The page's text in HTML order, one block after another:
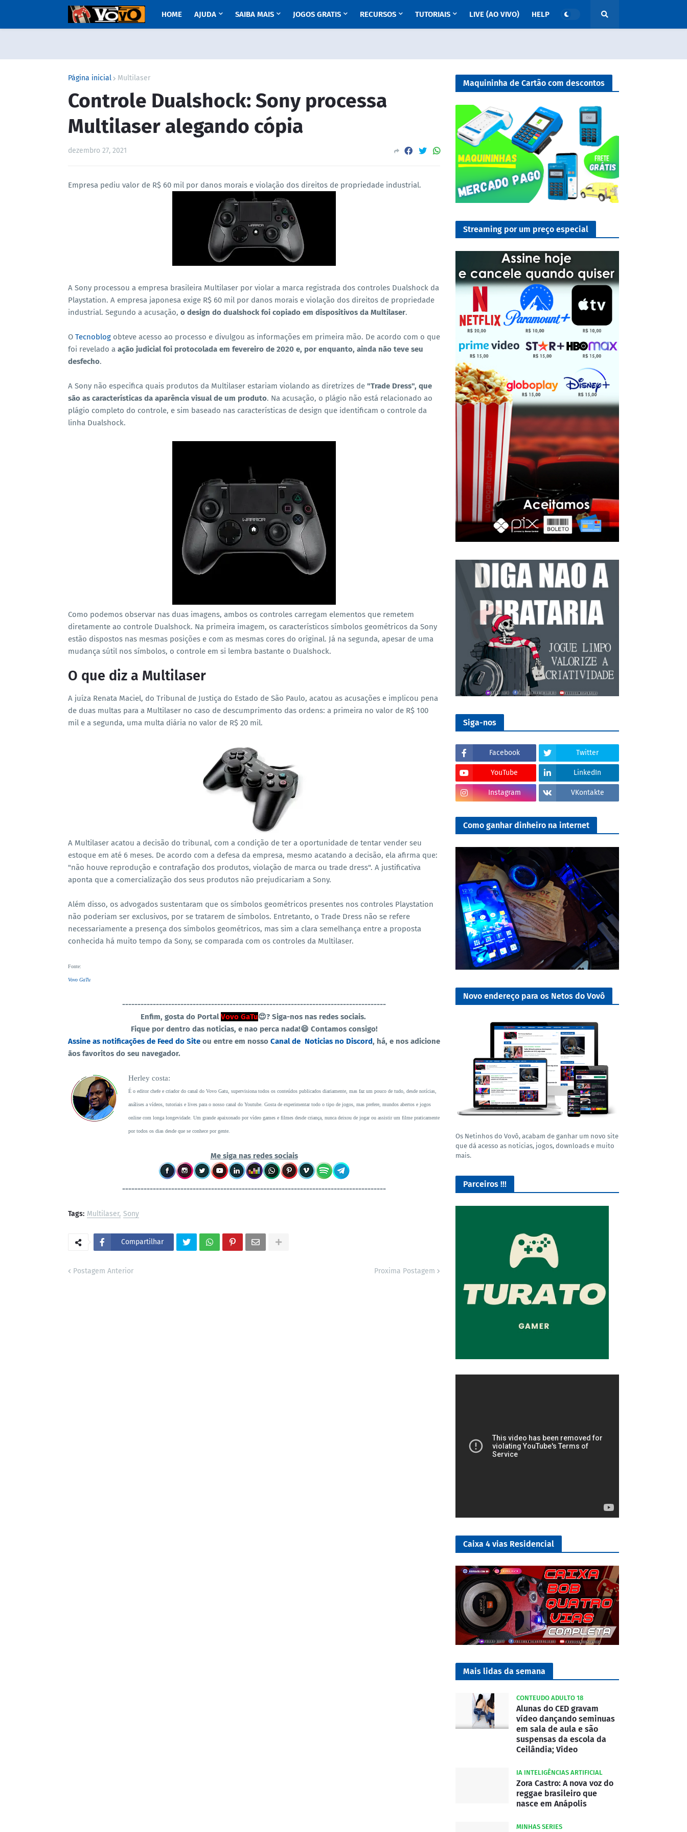
HOME AJUDA SAIBA MAIS JOGOS GRATIS RECURSOS TUTORIAIS LIVE (AO VIVO) HELP
Página inicial Multilaser
Controle Dualshock: Sony processa
Multilaser alegando cópia
dezembro 27, 2021
Empresa pediu valor de R$ 60 mil por danos morais e violação dos direitos de propriedade industrial.
A Sony processou a empresa brasileira Multilaser por violar a marca registrada dos controles Dualshock da
Playstation. A empresa japonesa exige R$ 60 mil por danos morais e violação dos direitos de propriedade
industrial. Segundo a acusação, o design do dualshock foi copiado em dispositivos da Multilaser.
O Tecnoblog obteve acesso ao processo e divulgou as informações em primeira mão. De acordo com o que
foi revelado a ação judicial foi protocolada em fevereiro de 2020 e, por enquanto, ainda não teve seu
desfecho.
A Sony não especifica quais produtos da Multilaser estariam violando as diretrizes de "Trade Dress", que
são as características da aparência visual de um produto. Na acusação, o plágio não está relacionado ao
plágio completo do controle, e sim baseado nas características de design que identificam o controle da
linha Dualshock.
Como podemos observar nas duas imagens, ambos os controles carregam elementos que remetem
diretamente ao controle Dualshock. Na primeira imagem, os característicos símbolos geométricos da Sony
estão dispostos nas mesmas posições e com as mesmas cores do original. Já na segunda, apesar de uma
mudança sútil nos símbolos, o controle em si lembra bastante o Dualshock.
O que diz a Multilaser
A juíza Renata Maciel, do Tribunal de Justiça do Estado de São Paulo, acatou as acusações e implicou pena
de duas multas para a Multilaser no caso de descumprimento das ordens: a primeira no valor de R$ 100
mil e a segunda, uma multa diária no valor de R$ 20 mil.
A Multilaser acatou a decisão do tribunal, com a condição de ter a oportunidade de tentar vender seu
estoque em até 6 meses. De acordo com a defesa da empresa, mesmo acatando a decisão, ela afirma que:
"não houve reprodução e contrafação dos produtos, violação de marca ou trade dress". A justificativa
aponta que a comercialização dos seus produtos não prejudicariam a Sony.
Além disso, os advogados sustentaram que os símbolos geométricos presentes nos controles Playstation
não poderiam ser exclusivos, por se tratarem de símbolos. Entretanto, o Trade Dress não se refere
necessariamente a presença dos símbolos geométricos, mas sim a clara semelhança entre a proposta
conhecida há muito tempo da Sony, se comparada com os controles da Multilaser.
Fonte:
Vovo GaTu
--------------------------------------------------------------------------------------
Enfim, gosta do PortalVovo GaTu😍? Siga-nos nas redes sociais.
Fique por dentro das noticias, e nao perca nada!😄 Contamos consigo!
Assine as notificações de Feed do Site ou entre em nosso Canal de Noticias no Discord, há, e nos adicione
ãos favoritos do seu navegador.
Herley costa:
É o editor chefe e criador do canal do Vovo Gatu, supervisiona todos os conteúdos publicados diariamente, mas faz um pouco de tudo, desde notícias,
análises a vídeos, tutoriais e lives para o nosso canal do Youtube. Gosta de experimentar todo o tipo de jogos, mas prefere, mundos abertos e jogos
online com longa longevidade. Um grande apaixonado por vídeo games e filmes desde criança, nunca deixou de jogar ou assistir um filme praticamente
por todos os dias desde que se conhece por gente.
Me siga nas redes sociais
--------------------------------------------------------------------------------------
Tags: Multilaser Sony
Compartilhar
Postagem Anterior Proxima Postagem
Maquininha de Cartão com descontos
Streaming por um preço especial
Siga-nos
Facebook Twitter
YouTube LinkedIn
Instagram VKontakte
Como ganhar dinheiro na internet
Novo endereço para os Netos do Vovô
Os Netinhos do Vovô, acabam de ganhar um novo site
que dá acesso as noticias, jogos, downloads e muito
mais.
Parceiros !!!
Caixa 4 vias Residencial
Mais lidas da semana
CONTEUDO ADULTO 18
Alunas do CED gravam
vídeo dançando seminuas
em sala de aula e são
suspensas da escola da
Ceilândia; Video
IA INTELIGÊNCIAS ARTIFICIAL
Zora Castro: A nova voz do
reggae brasileiro que
nasce em Anápolis
MINHAS SERIES